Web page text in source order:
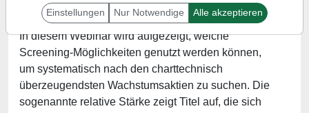
In diesem Webinar wird aufgezeigt, welche
Screening-Möglichkeiten genutzt werden können,
um systematisch nach den charttechnisch
überzeugendsten Wachstumsaktien zu suchen. Die
sogenannte relative Stärke zeigt Titel auf, die sich
Einstellungen Nur Notwendige Alle akzeptieren